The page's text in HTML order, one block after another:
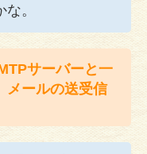
。
サーバーと一
メールの送受信